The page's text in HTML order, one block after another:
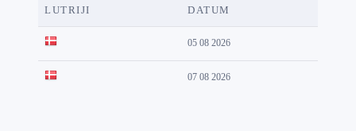
LUTRIJI DATUM
05 08 2026
07 08 2026